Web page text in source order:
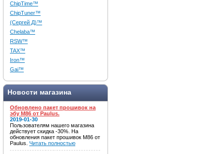
ChipTime™
ChipTuner™
(Сергей Д)™
Chelaba™
RSW™
TAX™
Iron™
Gai™
Новости магазина
Обновлено пакет прошивок на
эбу M86 от Paulus.
2019-01-30
Пользователям нашего магазина
действует скидка -30%. На
обновления пакет прошивок M86 от
Paulus. Читать полностью